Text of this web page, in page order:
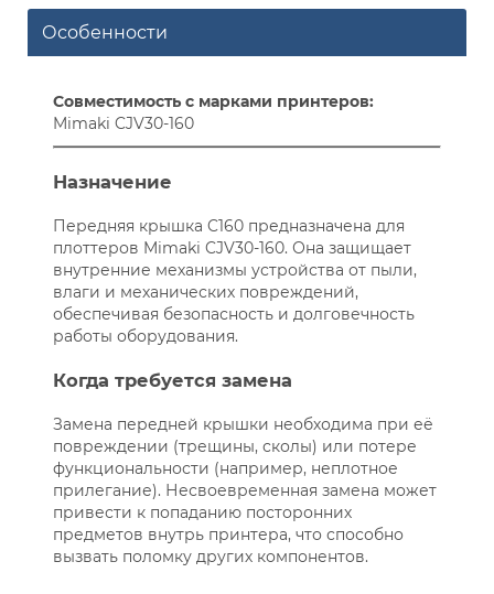
Особенности
Совместимость с марками принтеров:
Mimaki CJV30-160
Назначение
Передняя крышка C160 предназначена для
плоттеров Mimaki CJV30-160. Она защищает
внутренние механизмы устройства от пыли,
влаги и механических повреждений,
обеспечивая безопасность и долговечность
работы оборудования.
Когда требуется замена
Замена передней крышки необходима при её
повреждении (трещины, сколы) или потере
функциональности (например, неплотное
прилегание). Несвоевременная замена может
привести к попаданию посторонних
предметов внутрь принтера, что способно
вызвать поломку других компонентов.